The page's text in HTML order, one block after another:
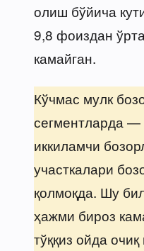
олиш бўйича
9,8 фоиздан
камайган.
Кўчмас мулк
сегментларда —
иккиламчи
участкалари
қолмоқда. Шу
ҳажми бироз
тўққиз ойда